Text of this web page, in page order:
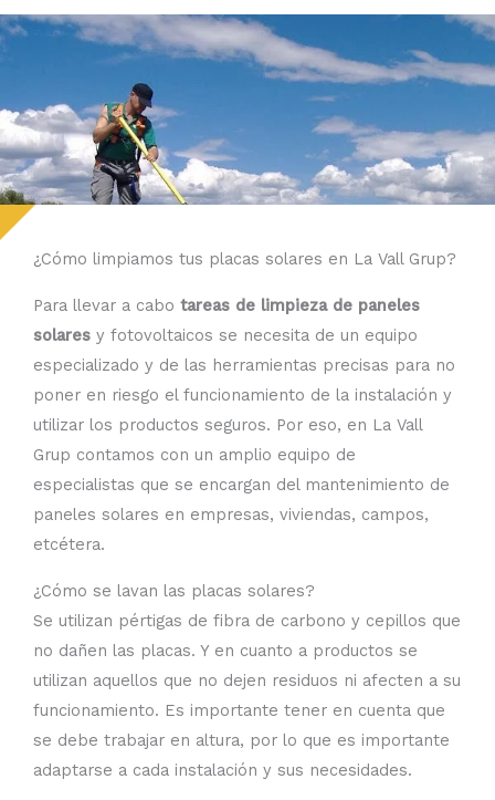
¿Cómo limpiamos tus placas solares en La Vall Grup?
Para llevar a cabo tareas de limpieza de paneles
solares y fotovoltaicos se necesita de un equipo
especializado y de las herramientas precisas para no
poner en riesgo el funcionamiento de la instalación y
utilizar los productos seguros. Por eso, en La Vall
Grup contamos con un amplio equipo de
especialistas que se encargan del mantenimiento de
paneles solares en empresas, viviendas, campos,
etcétera.
¿Cómo se lavan las placas solares?
Se utilizan pértigas de fibra de carbono y cepillos que
no dañen las placas. Y en cuanto a productos se
utilizan aquellos que no dejen residuos ni afecten a su
funcionamiento. Es importante tener en cuenta que
se debe trabajar en altura, por lo que es importante
adaptarse a cada instalación y sus necesidades.